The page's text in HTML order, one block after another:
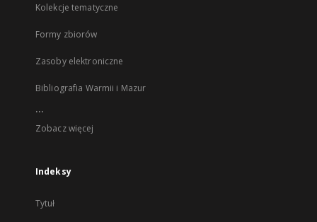
Kolekcje tematyczne
Formy zbiorów
Zasoby elektroniczne
Bibliografia Warmii i Mazur
...
Zobacz więcej
Indeksy
Tytuł